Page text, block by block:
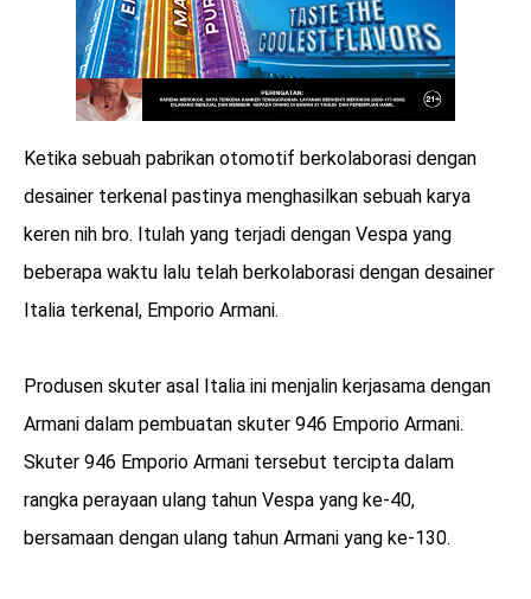
benefit
menarik
Ketika sebuah pabrikan otomotif berkolaborasi dengan
desainer terkenal pastinya menghasilkan sebuah karya
keren nih bro. Itulah yang terjadi dengan Vespa yang
beberapa waktu lalu telah berkolaborasi dengan desainer
Italia terkenal, Emporio Armani.
Produsen skuter asal Italia ini menjalin kerjasama dengan
Armani dalam pembuatan skuter 946 Emporio Armani.
Skuter 946 Emporio Armani tersebut tercipta dalam
rangka perayaan ulang tahun Vespa yang ke-40,
bersamaan dengan ulang tahun Armani yang ke-130.